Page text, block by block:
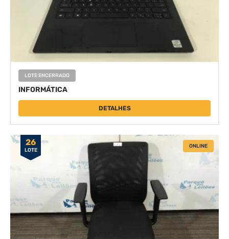
LOTE ENCERRADO
INFORMÁTICA
DETALHES
26
LOTE
ONLINE